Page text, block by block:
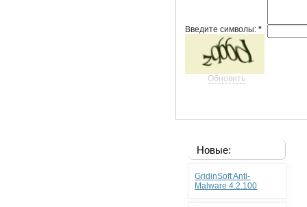
Введите символы:*
Обновить
Новые:
GridinSoft Anti-
Malware 4.2.100